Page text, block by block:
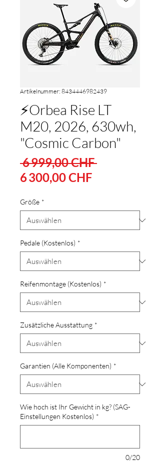
Artikelnummer: 8434446982439
⚡Orbea Rise LT
M20, 2026, 630wh,
"Cosmic Carbon"
6 999,00 CHF
6 300,00 CHFSale-
Größe *
Pedale (Kostenlos) *
Reifenmontage (Kostenlos) *
Zusätzliche Ausstattung *
Garantien (Alle Komponenten) *
Wie hoch ist Ihr Gewicht in kg? (SAG-
Einstellungen Kostenlos) *
0/20